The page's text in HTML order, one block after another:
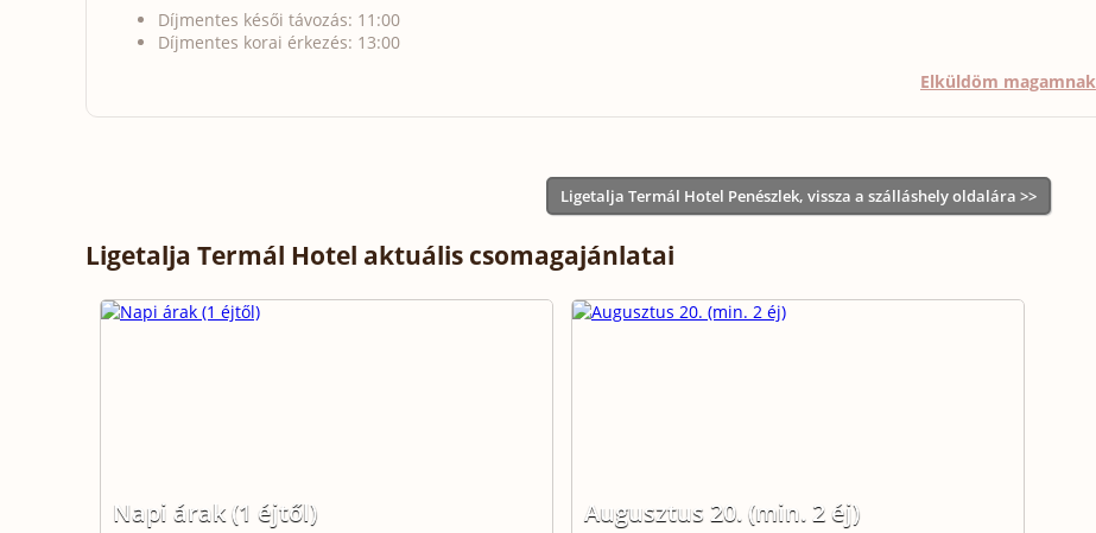
Díjmentes késői távozás: 11:00
Díjmentes korai érkezés: 13:00
Elküldöm magamnak
Ligetalja Termál Hotel Penészlek, vissza a szálláshely oldalára >>
Ligetalja Termál Hotel aktuális csomagajánlatai
Napi árak (1 éjtől) Augusztus 20. (min. 2 éj)